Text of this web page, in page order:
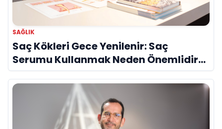
SAĞLIK
Saç Kökleri Gece Yenilenir: Saç
Serumu Kullanmak Neden Önemlidir?
Evrim Bayraktar Anlatıyor